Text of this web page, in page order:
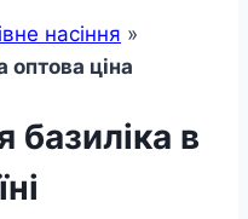
насіння »
оптова ціна
базиліка в